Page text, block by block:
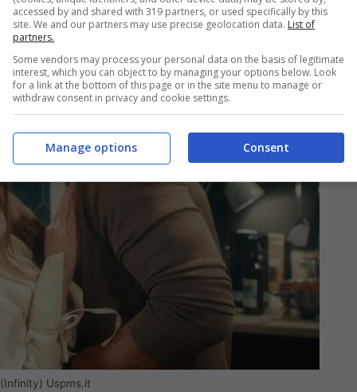
Uspms.it
accessed by and shared with 319 partners, or used specifically by this
site. We and our partners may use precise geolocation data. List of
partners.
Some vendors may process your personal data on the basis of legitimate
interest, which you can object to by managing your options below. Look
for a link at the bottom of this page or in the site menu to manage or
withdraw consent in privacy and cookie settings.
Consent
Manage options